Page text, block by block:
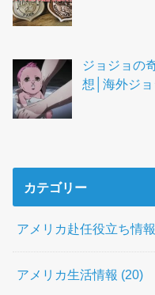
ジョジョの
想│海外ジ
カテゴリー
アメリカ赴任役立ち情報
アメリカ生活情報 (20)